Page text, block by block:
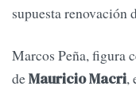
supuesta renovación
Marcos Peña, figura
deMauricio Macri,